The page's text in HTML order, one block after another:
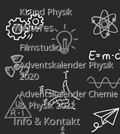
KI und Physik
Weiteres
Filmstudio
Adventskalender Physik
2020
Adventskalender Chemie
& Physik 2022
Info & Kontakt